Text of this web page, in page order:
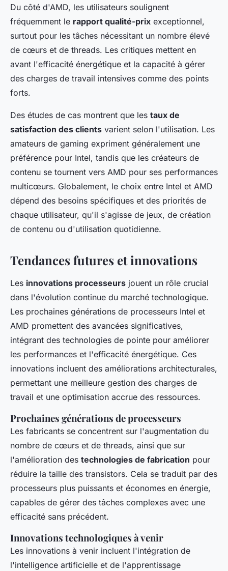
Du côté d'AMD, les utilisateurs soulignent
fréquemment le rapport qualité-prix exceptionnel,
surtout pour les tâches nécessitant un nombre élevé
de cœurs et de threads. Les critiques mettent en
avant l'efficacité énergétique et la capacité à gérer
des charges de travail intensives comme des points
forts.
Des études de cas montrent que les taux de
satisfaction des clients varient selon l'utilisation. Les
amateurs de gaming expriment généralement une
préférence pour Intel, tandis que les créateurs de
contenu se tournent vers AMD pour ses performances
multicœurs. Globalement, le choix entre Intel et AMD
dépend des besoins spécifiques et des priorités de
chaque utilisateur, qu'il s'agisse de jeux, de création
de contenu ou d'utilisation quotidienne.
Tendances futures et innovations
Les innovations processeurs jouent un rôle crucial
dans l'évolution continue du marché technologique.
Les prochaines générations de processeurs Intel et
AMD promettent des avancées significatives,
intégrant des technologies de pointe pour améliorer
les performances et l'efficacité énergétique. Ces
innovations incluent des améliorations architecturales,
permettant une meilleure gestion des charges de
travail et une optimisation accrue des ressources.
Prochaines générations de processeurs
Les fabricants se concentrent sur l'augmentation du
nombre de cœurs et de threads, ainsi que sur
l'amélioration des technologies de fabrication pour
réduire la taille des transistors. Cela se traduit par des
processeurs plus puissants et économes en énergie,
capables de gérer des tâches complexes avec une
efficacité sans précédent.
Innovations technologiques à venir
Les innovations à venir incluent l'intégration de
l'intelligence artificielle et de l'apprentissage